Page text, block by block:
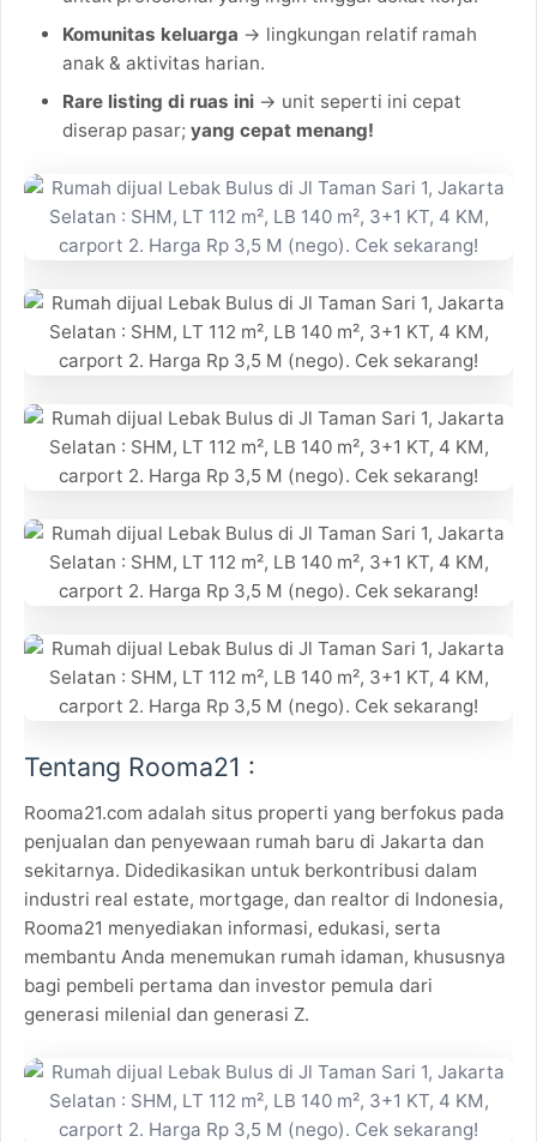
Komunitas keluarga → lingkungan relatif ramah
anak & aktivitas harian.
Rare listing di ruas ini → unit seperti ini cepat
diserap pasar;yang cepat menang!
Tentang Rooma21 :
Rooma21.com adalah situs properti yang berfokus pada
penjualan dan penyewaan rumah baru di Jakarta dan
sekitarnya. Didedikasikan untuk berkontribusi dalam
industri real estate, mortgage, dan realtor di Indonesia,
Rooma21 menyediakan informasi, edukasi, serta
membantu Anda menemukan rumah idaman, khususnya
bagi pembeli pertama dan investor pemula dari
generasi milenial dan generasi Z.